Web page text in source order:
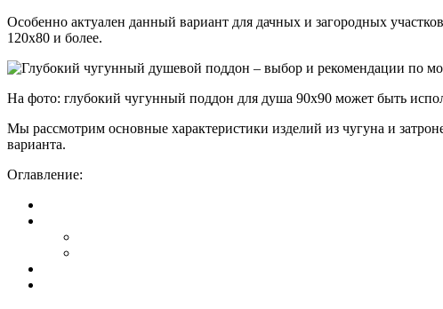
Особенно актуален данный вариант для дачных и загородных
120х80 и более.
На фото: глубокий чугунный поддон для душа 90х90 может быть
Мы рассмотрим основные характеристики изделий из чугуна и
варианта.
Оглавление: